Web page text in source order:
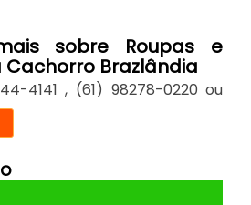
sobre Roupas e
Brazlândia
4141 , (61) 98278-0220 ou